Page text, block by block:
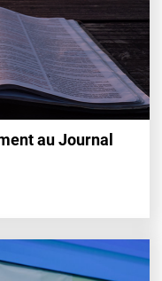
au Journal